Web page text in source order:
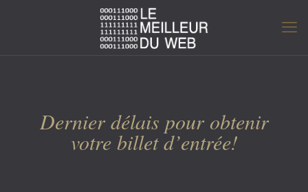
Dernier délais pour obtenir
votre billet d’entrée!